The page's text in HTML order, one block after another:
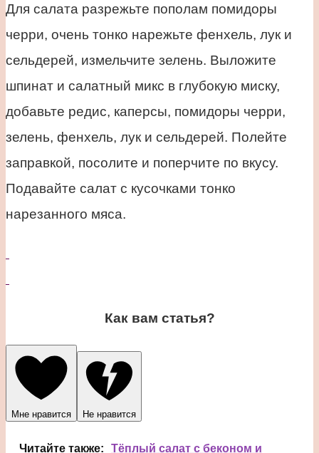
Для салата разрежьте пополам помидоры
черри, очень тонко нарежьте фенхель, лук и
сельдерей, измельчите зелень. Выложите
шпинат и салатный микс в глубокую миску,
добавьте редис, каперсы, помидоры черри,
зелень, фенхель, лук и сельдерей. Полейте
заправкой, посолите и поперчите по вкусу.
Подавайте салат с кусочками тонко
нарезанного мяса.
Как вам статья?
Мне нравится Не нравится
Читайте также: Тёплый салат с беконом и